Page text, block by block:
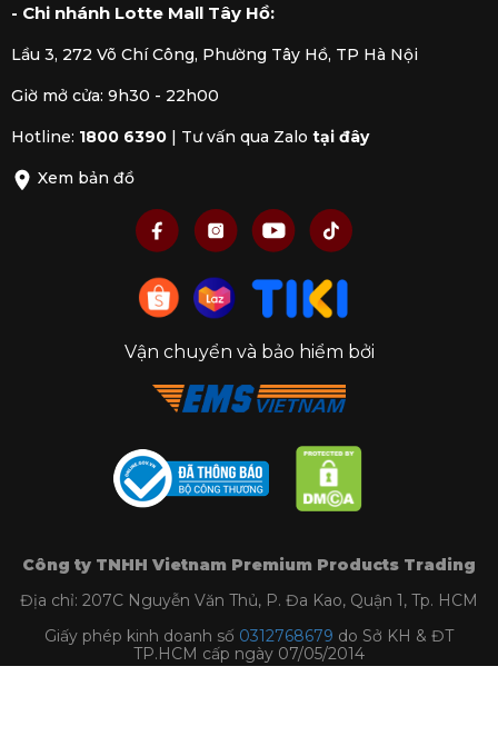
- Chi nhánh Lotte Mall Tây Hồ:
Lầu 3, 272 Võ Chí Công, Phường Tây Hồ, TP Hà Nội
Giờ mở cửa: 9h30 - 22h00
Hotline: 1800 6390 Tư vấn qua Zalo tại đây
Xem bản đồ
Vận chuyển và bảo hiểm bởi
Công ty TNHH Vietnam Premium Products Trading
Địa chỉ: 207C Nguyễn Văn Thủ, P. Đa Kao, Quận 1, Tp. HCM
Giấy phép kinh doanh số 0312768679 do Sở KH & ĐT
TP.HCM cấp ngày 07/05/2014